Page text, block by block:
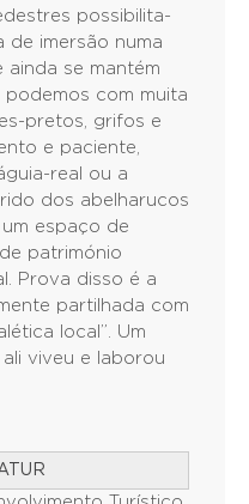
possibilita-
de imersão numa
ainda se mantém
podemos com muita
pretos, grifos e
e paciente,
real ou a
dos abelharucos
um espaço de
património
Prova disso é a
partilhada com
local”. Um
viveu e laborou